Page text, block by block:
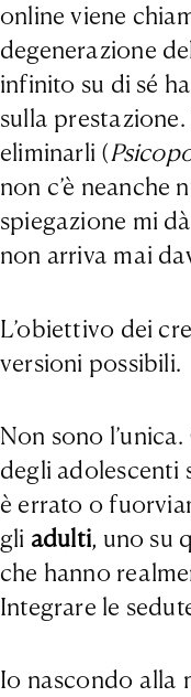
online viene
degenerazione
infinito su di sé
sulla
eliminarli (
non c’è
spiegazione mi
non arriva mai
L’obiettivo dei
versioni possibili.
Non sono
degli adolescenti
è errato o
gli adulti, uno su
che hanno
Integrare le
Io nascondo alla